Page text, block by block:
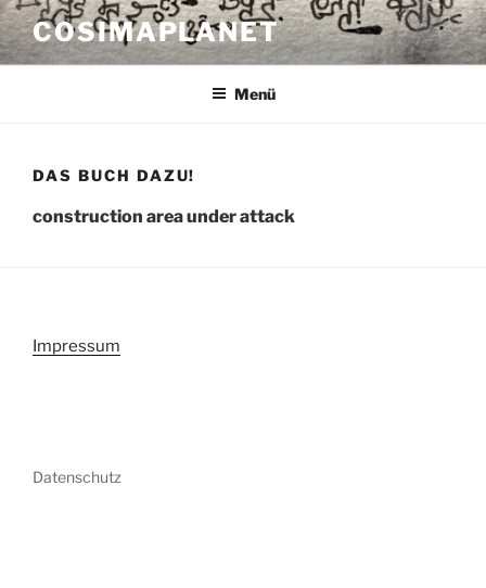
Zum
Inhalt
springen
COSIMAPLANET
Menü
DAS BUCH DAZU!
construction area under attack
Impressum
Datenschutz